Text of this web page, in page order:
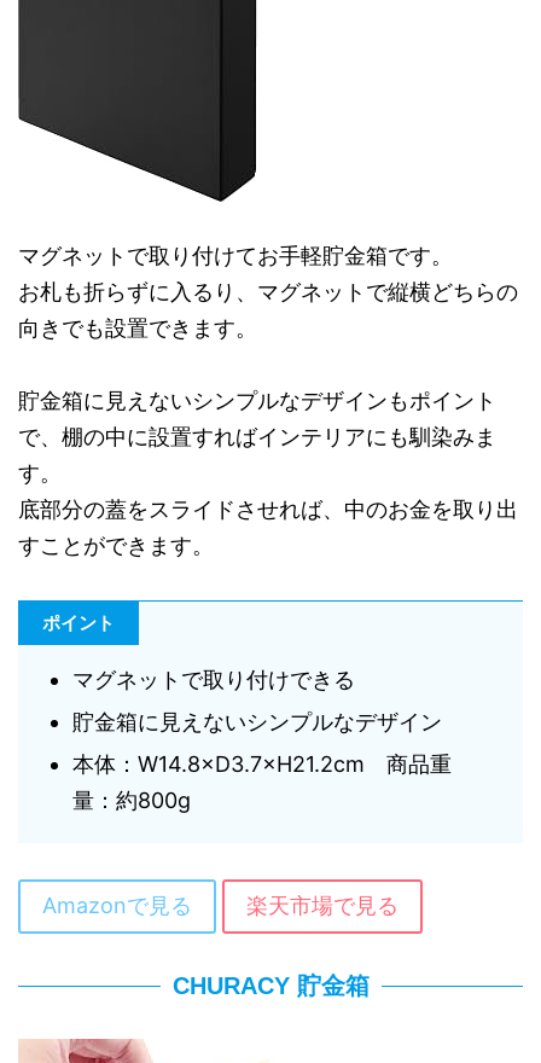
マグネットで取り付けてお手軽貯金箱です。
お札も折らずに入るり、マグネットで縦横どちらの
向きでも設置できます。
貯金箱に見えないシンプルなデザインもポイント
で、棚の中に設置すればインテリアにも馴染みま
す。
底部分の蓋をスライドさせれば、中のお金を取り出
すことができます。
ポイント
マグネットで取り付けできる
貯金箱に見えないシンプルなデザイン
本体：W14.8×D3.7×H21.2cm 商品重
量：約800g
Amazonで見る 楽天市場で見る
CHURACY 貯金箱